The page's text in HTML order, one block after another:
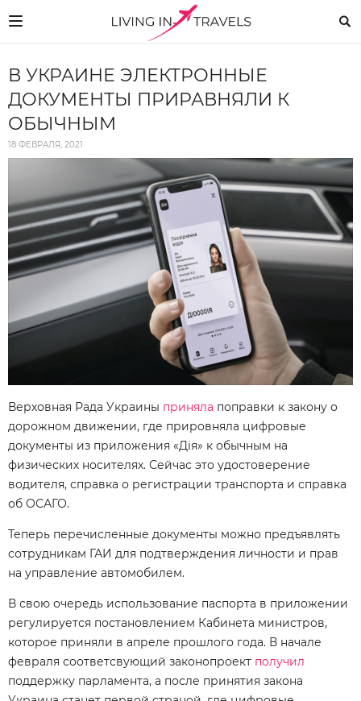
В УКРАИНЕ ЭЛЕКТРОННЫЕ
ДОКУМЕНТЫ ПРИРАВНЯЛИ К
ОБЫЧНЫМ
18 ФЕВРАЛЯ, 2021
Верховная Рада Украины приняла поправки к закону о
дорожном движении, где прировняла цифровые
документы из приложения «Дія» к обычным на
физических носителях. Сейчас это удостоверение
водителя, справка о регистрации транспорта и справка
об ОСАГО.
Теперь перечисленные документы можно предъявлять
сотрудникам ГАИ для подтверждения личности и прав
на управление автомобилем.
В свою очередь использование паспорта в приложении
регулируется постановлением Кабинета министров,
которое приняли в апреле прошлого года. В начале
февраля соответсвующий законопроект получил
поддержку парламента, а после принятия закона